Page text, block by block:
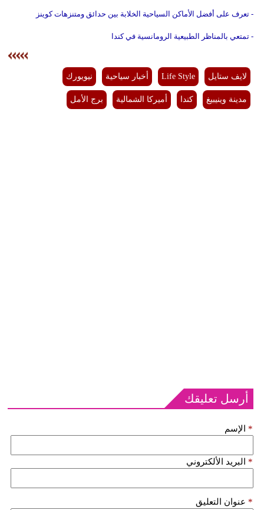
- تعرف على أفضل الأماكن السياحية الخلابة بين حدائق ومتنزهات كوينز
- تمتعي بالمناظر الطبيعية الرومانسية في كندا
لايف ستايل Life Style أخبار سياحية نيويورك
مدينة وينيبيغ كندا أميركا الشمالية برج الأمل
أرسل تعليقك
الإسم *
البريد الألكتروني *
عنوان التعليق *